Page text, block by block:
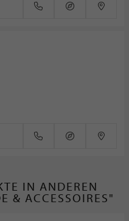
IN ANDEREN
& ACCESSOIRES"